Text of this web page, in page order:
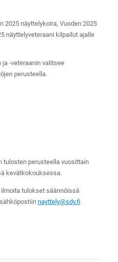
2025 näyttelykoira, Vuoden 2025
näyttelyveteraani kilpailut ajalle
ja -veteraanin valitsee
perusteella.
tulosten perusteella vuosittain
kevätkokouksessa.
tulokset säännöissä
nayttely@sdy.fi